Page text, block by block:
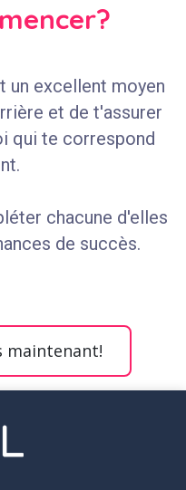
un excellent moyen
et de t'assurer
qui te correspond
chacune d'elles
de succès.
maintenant!